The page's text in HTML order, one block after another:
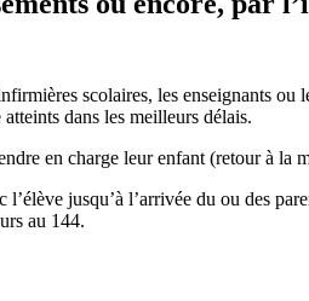
scolaires, les enseignants
dans les meilleurs délais.
en charge leur enfant (retour à la
jusqu’à l’arrivée du ou des
au 144.